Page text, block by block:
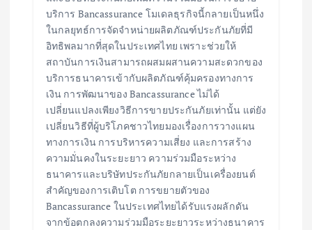
บริการ Bancassurance โมเดลธุรกิจนี้กลายเป็นหนึ่ง
ในกลยุทธ์การจัดจำหน่ายผลิตภัณฑ์ประกันภัยที่มี
อิทธิพลมากที่สุดในประเทศไทย เพราะช่วยให้
สถาบันการเงินสามารถผสมผสานความสะดวกของ
บริการธนาคารเข้ากับผลิตภัณฑ์คุ้มครองทางการ
เงิน การพัฒนาของ Bancassurance ไม่ได้
เปลี่ยนแปลงเพียงวิธีการขายประกันภัยเท่านั้น แต่ยัง
เปลี่ยนวิธีที่ผู้บริโภคชาวไทยมองเรื่องการวางแผน
ทางการเงิน การบริหารความเสี่ยง และการสร้าง
ความมั่นคงในระยะยาว ความร่วมมือระหว่าง
ธนาคารและบริษัทประกันภัยกลายเป็นเครื่องยนต์
สำคัญของการเติบโต การขยายตัวของ
Bancassurance ในประเทศไทยได้รับแรงผลักดัน
จากข้อตกลงความร่วมมือระยะยาวระหว่างธนาคาร